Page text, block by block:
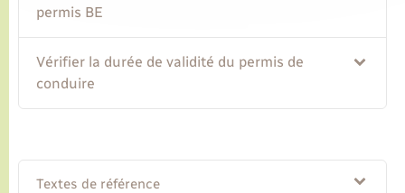
permis BE
Vérifier la durée de validité du permis de
conduire
Textes de référence